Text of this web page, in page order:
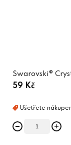
Swarovski®
59 Kč